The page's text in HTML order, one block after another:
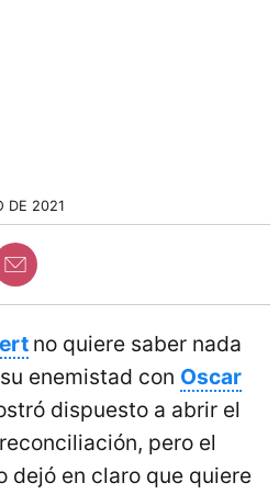
DE 2021
no quiere saber nada
enemistad con Oscar
dispuesto a abrir el
pero el
dejó en claro que quiere